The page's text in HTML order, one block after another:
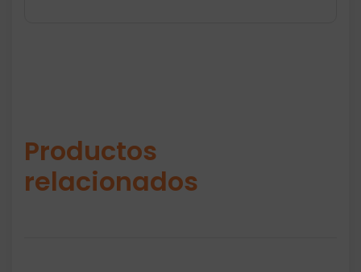
Productos
relacionados